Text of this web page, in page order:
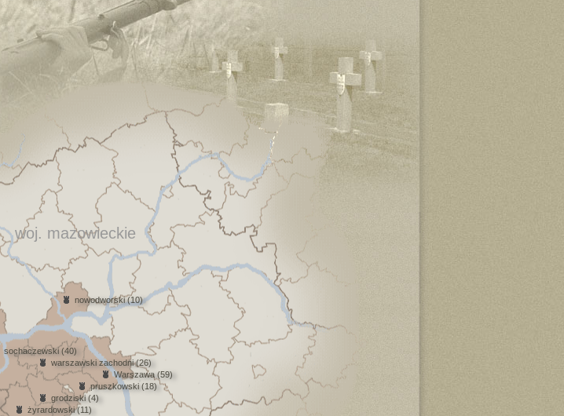
woj. mazowieckie
grodziski (4)
nowodworski (10)
pruszkowski (18)
sochaczewski (40)
Warszawa (59)
warszawski zachodni (26)
żyrardowski (11)